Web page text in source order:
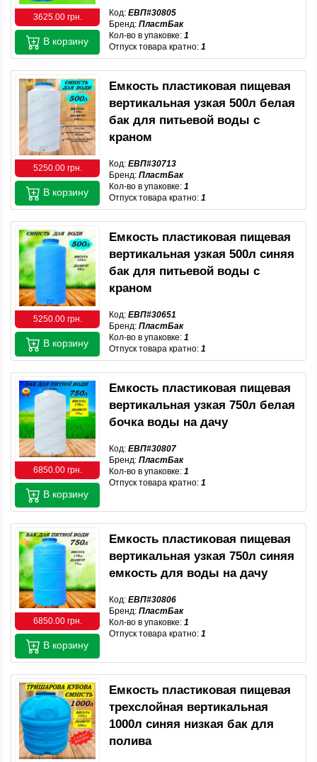
3625.00 грн. Код: ЕВП#30805
Бренд: ПластБак
Кол-во в упаковке: 1
Отпуск товара кратно: 1
В корзину
5250.00 грн.
Емкость пластиковая пищевая
вертикальная узкая 500л белая
бак для питьевой воды с
краном
Код: ЕВП#30713
Бренд: ПластБак
Кол-во в упаковке: 1
Отпуск товара кратно: 1
В корзину
5250.00 грн.
Емкость пластиковая пищевая
вертикальная узкая 500л синяя
бак для питьевой воды с
краном
Код: ЕВП#30651
Бренд: ПластБак
Кол-во в упаковке: 1
Отпуск товара кратно: 1
В корзину
6850.00 грн.
Емкость пластиковая пищевая
вертикальная узкая 750л белая
бочка воды на дачу
Код: ЕВП#30807
Бренд: ПластБак
Кол-во в упаковке: 1
Отпуск товара кратно: 1
В корзину
6850.00 грн.
Емкость пластиковая пищевая
вертикальная узкая 750л синяя
емкость для воды на дачу
Код: ЕВП#30806
Бренд: ПластБак
Кол-во в упаковке: 1
Отпуск товара кратно: 1
В корзину
Емкость пластиковая пищевая
трехслойная вертикальная
1000л синяя низкая бак для
полива